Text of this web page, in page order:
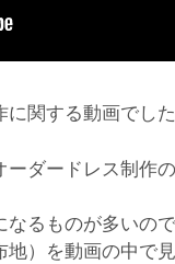
関する動画でし
ダードレス制作
るものが多いの
）を動画の中で